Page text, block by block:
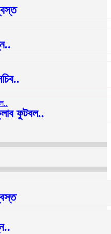
ফুটবল..